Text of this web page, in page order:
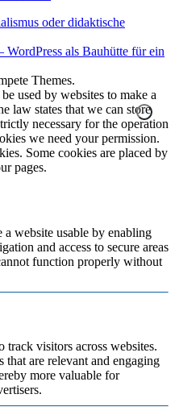
oder didaktische
WordPress als Bauhütte für ein
Themes.
used by websites to make a
law states that we can store
necessary for the operation
we need your permission.
Some cookies are placed by
pages.
a website usable by enabling
and access to secure areas
function properly without
track visitors across websites.
are relevant and engaging
more valuable for